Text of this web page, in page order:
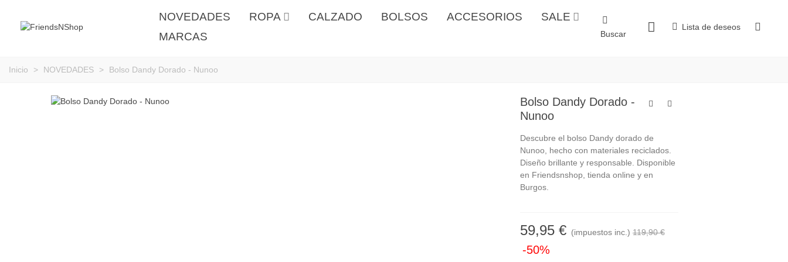
NOVEDADES ROPA CALZADO BOLSOS ACCESORIOS
SALE
MARCAS
Buscar
Lista de deseos
Inicio > NOVEDADES > Bolso Dandy Dorado - Nunoo
Bolso Dandy Dorado -
Nunoo
Descubre el bolso Dandy dorado de
Nunoo, hecho con materiales reciclados.
Diseño brillante y responsable. Disponible
en Friendsnshop, tienda online y en
Burgos.
59,95 € (impuestos inc.) 119,90 €
-50%